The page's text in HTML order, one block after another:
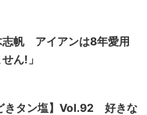
志帆 アイアンは8年愛用
ん!」
きタン塩】Vol.92 好きな